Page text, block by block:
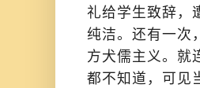
礼给学生致辞，
纯洁。还有一次
方犬儒主义。就
都不知道，可见